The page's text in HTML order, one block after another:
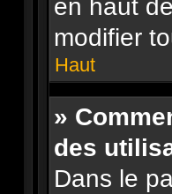
en haut
modifier
Haut
»
des
Dans le